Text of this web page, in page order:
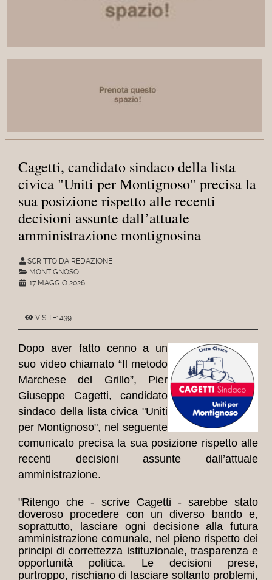
Cagetti, candidato sindaco della lista
civica "Uniti per Montignoso" precisa la
sua posizione rispetto alle recenti
decisioni assunte dall’attuale
amministrazione montignosina
SCRITTO DA REDAZIONE
MONTIGNOSO
17 MAGGIO 2026
VISITE: 439
Dopo aver fatto cenno a un
suo video chiamato “Il metodo
Marchese del Grillo”, Pier
Giuseppe Cagetti, candidato
sindaco della lista civica "Uniti
per Montignoso", nel seguente
comunicato precisa la sua posizione rispetto alle
recenti decisioni assunte dall’attuale
amministrazione.
"Ritengo che - scrive Cagetti -sarebbe stato
doveroso procedere con un diverso bando e,
soprattutto, lasciare ogni decisione alla futura
amministrazione comunale, nel pieno rispetto dei
principi di correttezza istituzionale, trasparenza e
opportunità politica. Le decisioni prese,
purtroppo, rischiano di lasciare soltanto problemi,